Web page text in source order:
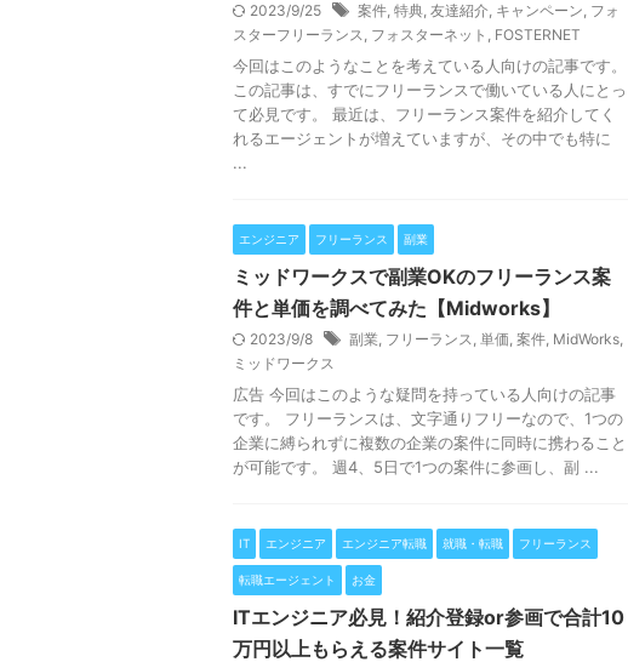
2023/9/25 案件, 特典, 友達紹介, キャンペーン, フォ
スターフリーランス, フォスターネット , FOSTERNET
今回はこのようなことを考えている人向けの記事です。
この記事は、すでにフリーランスで働いている人にとっ
て必見です。 最近は、フリーランス案件を紹介してく
れるエージェントが増えていますが、その中でも特に
...
エンジニア フリーランス 副業
ミッドワークスで副業OKのフリーランス案
件と単価を調べてみた【Midworks】
2023/9/8 副業, フリーランス, 単価, 案件, MidWorks,
ミッドワークス
広告 今回はこのような疑問を持っている人向けの記事
です。 フリーランスは、文字通りフリーなので、1つの
企業に縛られずに複数の企業の案件に同時に携わること
が可能です。 週4、5日で1つの案件に参画し、副 ...
IT エンジニア エンジニア転職 就職・転職 フリーランス
転職エージェント お金
ITエンジニア必見！紹介登録or参画で合計10
万円以上もらえる案件サイト一覧